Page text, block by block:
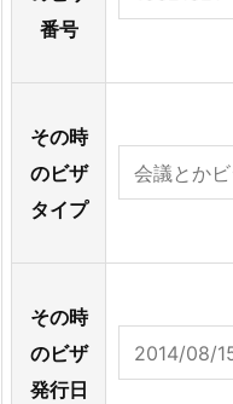
番号
その時
のビザ
タイプ
その時
のビザ
発行日